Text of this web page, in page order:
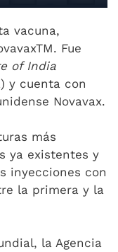
vacuna,
Fue
of India
y cuenta con
Novavax.
más
ya existentes y
inyecciones con
la primera y la
la Agencia